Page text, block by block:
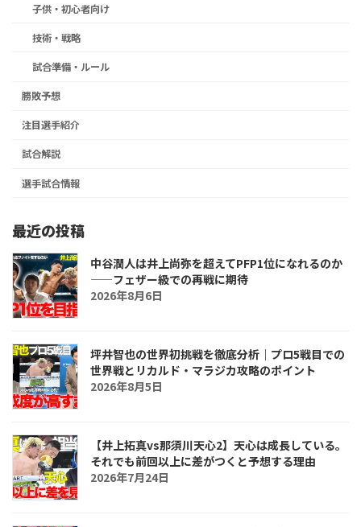
子供・初心者向け
技術・戦略
試合準備・ルール
勝敗予想
注目選手紹介
試合解説
選手試合情報
最近の投稿
中谷潤人は井上尚弥を超えてPFP1位になれるのか
――フェザー級での再戦に期待
2026年8月6日
坪井智也の世界初挑戦を徹底分析｜プロ5戦目での
世界戦とリカルド・マラジカ攻略のポイント
2026年8月5日
【井上拓真vs那須川天心2】天心は成長している。
それでも前回以上に差がつくと予想する理由
2026年7月24日